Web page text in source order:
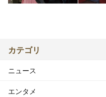
カテゴリ
ニュース
エンタメ